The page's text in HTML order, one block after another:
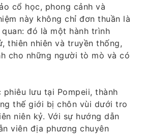
cổ học, phong cảnh và
này không chỉ đơn thuần là
đó là một hành trình
thiên nhiên và truyền thống,
cho những người tò mò và có
lưu tại Pompeii, thành
thế giới bị chôn vùi dưới tro
niên kỷ. Với sự hướng dẫn
viên địa phương chuyên